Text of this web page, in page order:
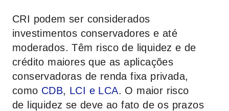
CRI podem ser considerados
investimentos conservadores e até
moderados. Têm risco de liquidez e de
crédito maiores que as aplicações
conservadoras de renda fixa privada,
como CDB, LCI e LCA. O maior risco
de liquidez se deve ao fato de os prazos